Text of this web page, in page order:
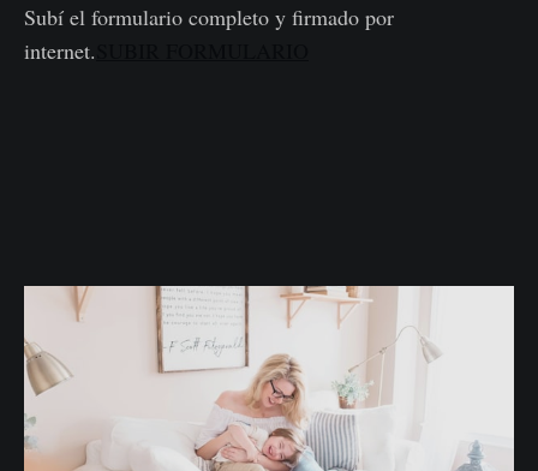
Subí el formulario completo y firmado por
internet.